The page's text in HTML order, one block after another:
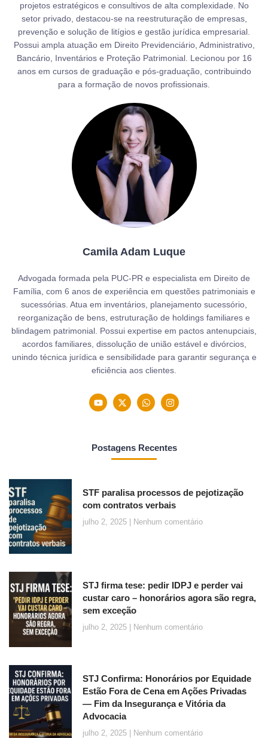
projetos estratégicos e consultivos de alta complexidade. No
setor privado, destacou-se na reestruturação de empresas,
prevenção e solução de litígios e gestão jurídica empresarial.
Possui ampla atuação em Direito Previdenciário, Administrativo,
Bancário, Inventários e Proteção Patrimonial. Lecionou por 16
anos em cursos de graduação e pós-graduação, contribuindo
para a formação de novos profissionais.
Camila Adam Luque
Advogada formada pela PUC-PR e especialista em Direito de
Família, com 6 anos de experiência em questões patrimoniais e
sucessórias. Atua em inventários, planejamento sucessório,
reorganização de bens, estruturação de holdings familiares e
blindagem patrimonial. Possui expertise em pactos antenupciais,
acordos familiares, dissolução de união estável e divórcios,
unindo técnica jurídica e sensibilidade para garantir segurança e
eficiência aos clientes.
Postagens Recentes
STF paralisa processos de pejotização
com contratos verbais
julho 2, 2025 Nenhum comentário
STJ firma tese: pedir IDPJ e perder vai
custar caro – honorários agora são regra,
sem exceção
julho 2, 2025 Nenhum comentário
STJ Confirma: Honorários por Equidade
Estão Fora de Cena em Ações Privadas
— Fim da Insegurança e Vitória da
Advocacia
julho 2, 2025 Nenhum comentário